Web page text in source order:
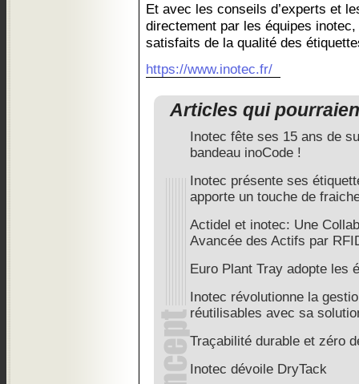
Et avec les conseils d’experts et
directement par les équipes
satisfaits de la qualité des
https://www.inotec.fr/
Articles qui
Inotec fête ses 15 ans de
bandeau inoCode !
Inotec présente ses
apporte un touche de
Actidel et inotec: Une
Avancée des Actifs par
Euro Plant Tray adopte les
Inotec révolutionne la
réutilisables avec sa
Traçabilité durable et zéro
Inotec dévoile DryTack